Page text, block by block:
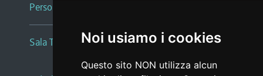
Noi usiamo i cookies
Questo sito NON utilizza alcun
Persone e Uffici
Sala Tiziano Tessitori